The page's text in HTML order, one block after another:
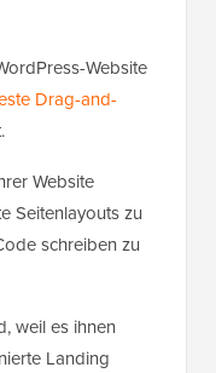
Website
Drag-and-
Website
Seitenlayouts zu
schreiben zu
weil es ihnen
Landing